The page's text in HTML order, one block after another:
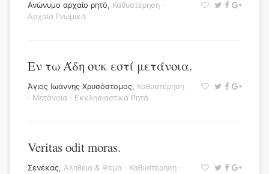
Ανώνυμο αρχαίο ρητό, Καθυστέρηση ·
Αρχαία Γνωμικά
Εν τω Άδη ουκ εστί μετάνοια.
Άγιος Ιωάννης Χρυσόστομος, Καθυστέρηση
· Μετάνοια · Εκκλησιαστικά Ρητά
Veritas odit moras.
Σενέκας, Αλήθεια & Ψέμα · Καθυστέρηση ·